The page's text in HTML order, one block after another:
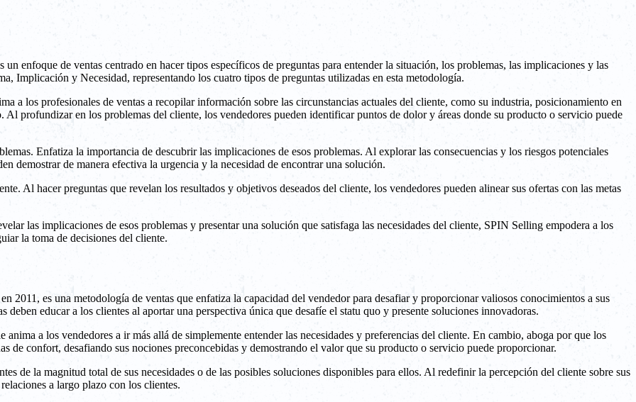
enfoque de ventas centrado en hacer tipos específicos de preguntas para entender la situación, los problemas, las implicaciones y las
Implicación y Necesidad, representando los cuatro tipos de preguntas utilizadas en esta metodología.
a los profesionales de ventas a recopilar información sobre las circunstancias actuales del cliente, como su industria, posicionamiento en
Al profundizar en los problemas del cliente, los vendedores pueden identificar puntos de dolor y áreas donde su producto o servicio puede
Enfatiza la importancia de descubrir las implicaciones de esos problemas. Al explorar las consecuencias y los riesgos potenciales
demostrar de manera efectiva la urgencia y la necesidad de encontrar una solución.
Al hacer preguntas que revelan los resultados y objetivos deseados del cliente, los vendedores pueden alinear sus ofertas con las metas
las implicaciones de esos problemas y presentar una solución que satisfaga las necesidades del cliente, SPIN Selling empodera a los
la toma de decisiones del cliente.
es una metodología de ventas que enfatiza la capacidad del vendedor para desafiar y proporcionar valiosos conocimientos a sus
educar a los clientes al aportar una perspectiva única que desafíe el statu quo y presente soluciones innovadoras.
a los vendedores a ir más allá de simplemente entender las necesidades y preferencias del cliente. En cambio, aboga por que los
de confort, desafiando sus nociones preconcebidas y demostrando el valor que su producto o servicio puede proporcionar.
de la magnitud total de sus necesidades o de las posibles soluciones disponibles para ellos. Al redefinir la percepción del cliente sobre sus
a largo plazo con los clientes.